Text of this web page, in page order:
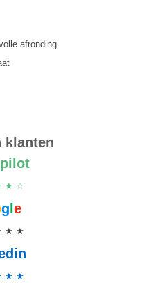
afronding
klanten
★ ☆
g le
★ ★
★ ★